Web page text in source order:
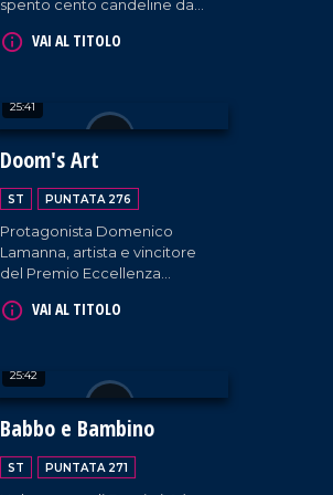
spento cento candeline da
dei suoi cari. Saverio
emozionante puntata.
VAI AL TITOLO
25:41
Doom's Art
ST PUNTATA 276
Protagonista Domenico
Lamanna, artista e vincitore
del Premio Eccellenza
Cultura Cinematografica di
VAI AL TITOLO
25:42
Babbo e Bambino
ST PUNTATA 271